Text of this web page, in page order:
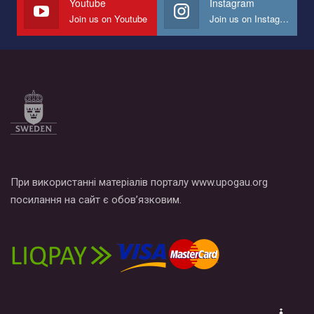
Все, что вам нужно сделать - это зайти на наш канал YouTube
по этой ссылке и поставить лайк под видео.
Join us on Youtube Join us on Instagram
При використанні матеріалів порталу www.upogau.org
посилання на сайт є обов’язковим.